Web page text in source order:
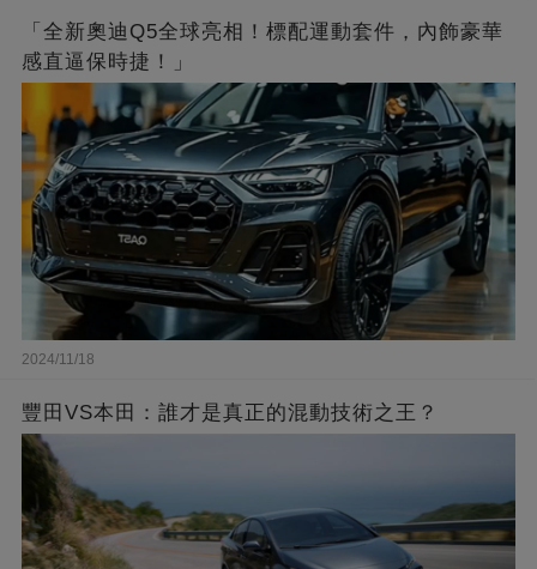
「全新奧迪Q5全球亮相！標配運動套件，內飾豪華
感直逼保時捷！」
2024/11/18
豐田VS本田：誰才是真正的混動技術之王？